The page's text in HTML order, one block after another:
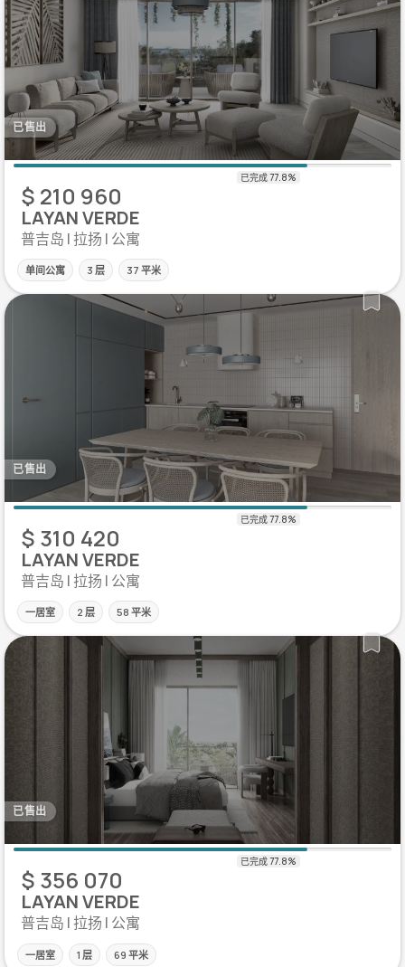
已售出
$ 210 960
LAYAN VERDE
普吉岛 | 拉扬 | 公寓
单间公寓 3 层 37 平米
已售出
$ 310 420
LAYAN VERDE
普吉岛 | 拉扬 | 公寓
一居室 2 层 58 平米
已售出
$ 356 070
LAYAN VERDE
普吉岛 | 拉扬 | 公寓
一居室 1 层 69 平米